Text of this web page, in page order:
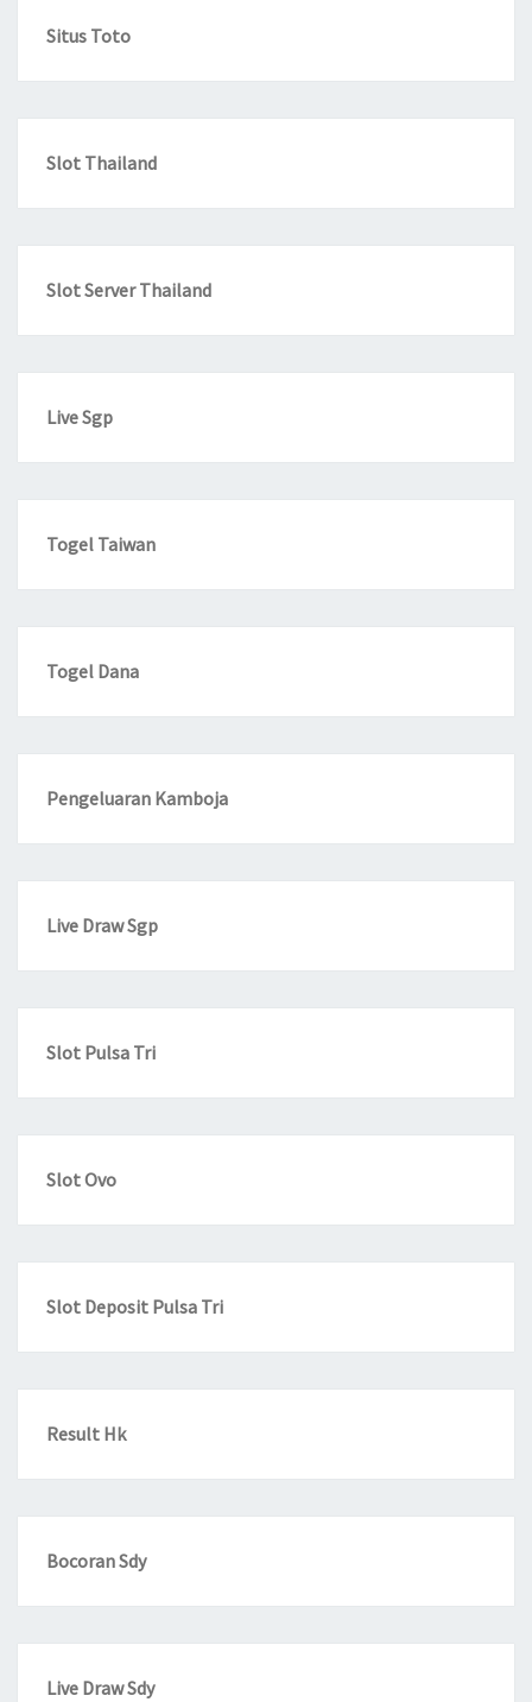
Situs Toto
Slot Thailand
Slot Server Thailand
Live Sgp
Togel Taiwan
Togel Dana
Pengeluaran Kamboja
Live Draw Sgp
Slot Pulsa Tri
Slot Ovo
Slot Deposit Pulsa Tri
Result Hk
Bocoran Sdy
Live Draw Sdy